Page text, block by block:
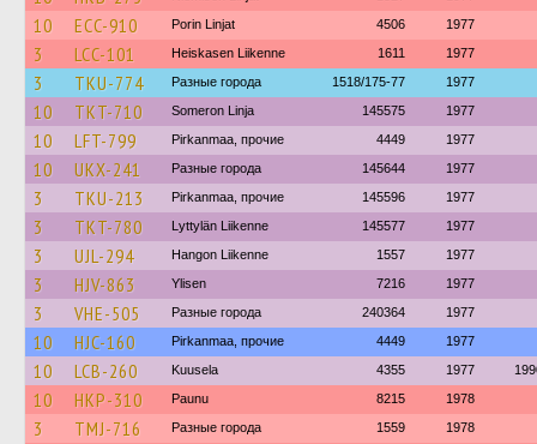
10 ECC-910 Porin Linjat 4506 1977
3 LCC-101 Heiskasen Liikenne 1611 1977
3 TKU-774 Разные города 1518/175-77 1977
10 TKT-710 Someron Linja 145575 1977
10 LFT-799 Pirkanmaa, прочие 4449 1977
10 UKX-241 Разные города 145644 1977
3 TKU-213 Pirkanmaa, прочие 145596 1977
3 TKT-780 Lyttylän Liikenne 145577 1977
3 UJL-294 Hangon Liikenne 1557 1977
3 HJV-863 Ylisen 7216 1977
3 VHE-505 Разные города 240364 1977
10 HJC-160 Pirkanmaa, прочие 4449 1977
10 LCB-260 Kuusela 4355 1977
10 HKP-310 Paunu 8215 1978
3 TMJ-716 Разные города 1559 1978